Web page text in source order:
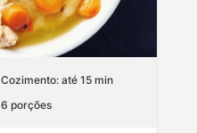
Cozimento: até 15 min
6 porções